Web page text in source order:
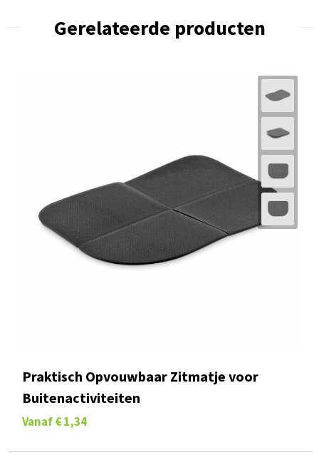
Gerelateerde producten
Praktisch Opvouwbaar Zitmatje voor
Buitenactiviteiten
Vanaf € 1,34